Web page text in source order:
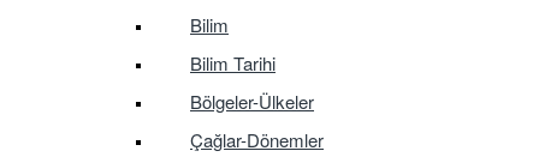
Bilim
Bilim Tarihi
Bölgeler-Ülkeler
Çağlar-Dönemler